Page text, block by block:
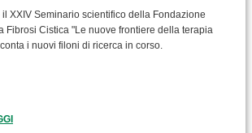
il XXIV Seminario scientifico della Fondazione
Fibrosi Cistica "Le nuove frontiere della terapia
i nuovi filoni di ricerca in corso.